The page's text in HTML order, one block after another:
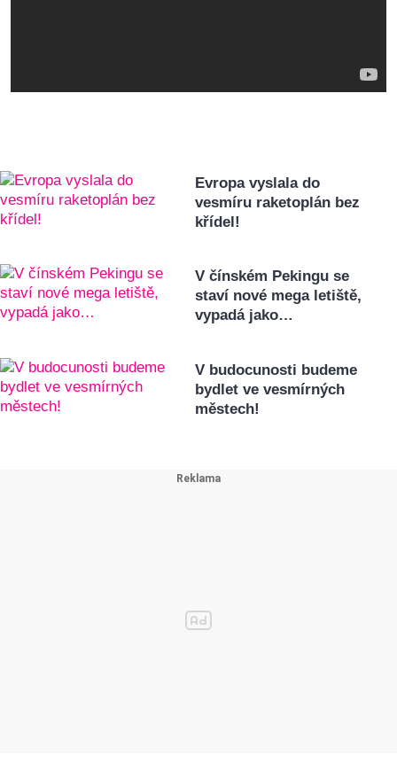
Evropa vyslala do
vesmíru raketoplán bez
křídel!
V čínském Pekingu se
staví nové mega letiště,
vypadá jako…
V budocunosti budeme
bydlet ve vesmírných
městech!